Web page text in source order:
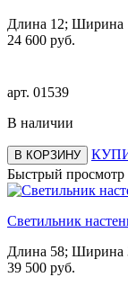
Длина 12; Ширина
24 600 руб.
арт. 01539
В наличии
В КОРЗИНУ
Быстрый просмотр
Светильник
Длина 58; Ширина
39 500 руб.